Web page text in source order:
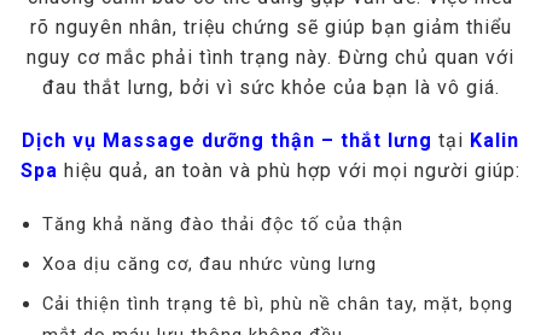
rõ nguyên nhân, triệu chứng sẽ giúp bạn giảm thiểu
nguy cơ mắc phải tình trạng này. Đừng chủ quan với
đau thắt lưng, bởi vì sức khỏe của bạn là vô giá.
Dịch vụ Massage dưỡng thận – thắt lưng tại Kalin
Spa hiệu quả, an toàn và phù hợp với mọi người giúp:
Tăng khả năng đào thải độc tố của thận
Xoa dịu căng cơ, đau nhức vùng lưng
Cải thiện tình trạng tê bì, phù nề chân tay, mặt, bọng